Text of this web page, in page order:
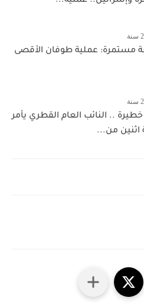
مستمرة: عملية طوفان الأقصى
.. النائب العام القطري يأمر
اثنين من...